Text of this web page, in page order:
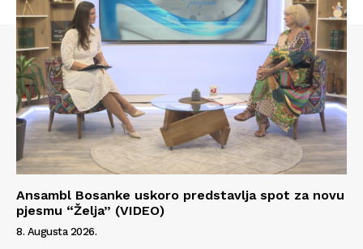
Ansambl Bosanke uskoro predstavlja spot za novu
pjesmu “Želja” (VIDEO)
8. Augusta 2026.